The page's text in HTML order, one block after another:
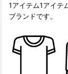
1アイテム1アイテ
ブランドです。